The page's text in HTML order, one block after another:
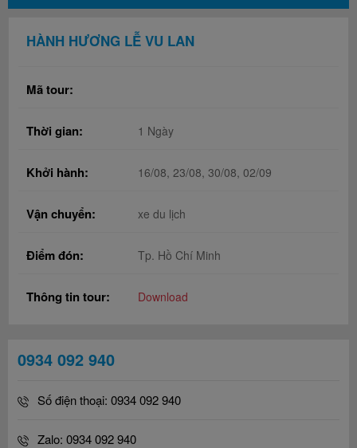
HÀNH HƯƠNG LỄ VU LAN
Mã tour:
Thời gian: 1 Ngày
Khởi hành: 16/08, 23/08, 30/08, 02/09
Vận chuyển: xe du lịch
Điểm đón: Tp. Hồ Chí Minh
Thông tin tour: Download
0934 092 940
Số điện thoại: 0934 092 940
Zalo: 0934 092 940